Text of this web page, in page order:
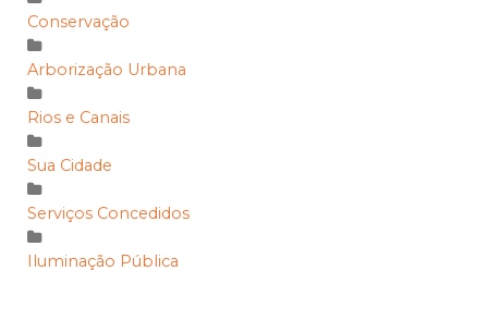
Conservação
Arborização Urbana
Rios e Canais
Sua Cidade
Serviços Concedidos
Iluminação Pública